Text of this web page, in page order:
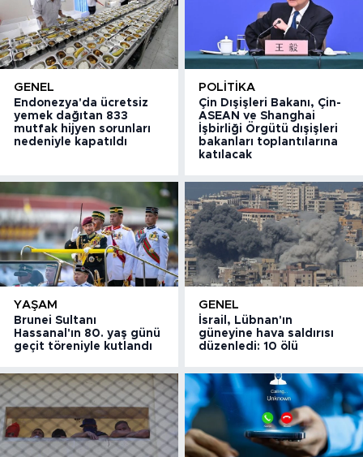
GENEL
Endonezya'da ücretsiz
yemek dağıtan 833
mutfak hijyen sorunları
nedeniyle kapatıldı
POLITIKA
Çin Dışişleri Bakanı, Çin-
ASEAN ve Shanghai
İşbirliği Örgütü dışişleri
bakanları toplantılarına
katılacak
YAŞAM
Brunei Sultanı
Hassanal'ın 80. yaş günü
geçit töreniyle kutlandı
GENEL
İsrail, Lübnan'ın
güneyine hava saldırısı
düzenledi: 10 ölü